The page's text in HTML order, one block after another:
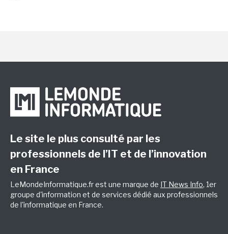
Le site le plus consulté par les
professionnels de l’IT et de l’innovation
en France
LeMondeInformatique.fr est une marque de IT News Info, 1er
groupe d'information et de services dédié aux professionnels
de l'informatique en France.